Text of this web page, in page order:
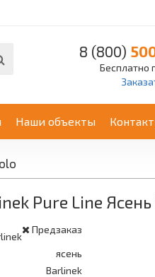
8 (800)
Бесплатно
Наши объекты
Pure Line
Предзаказ
ясень
Barlinek